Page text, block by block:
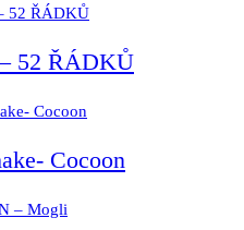
52 ŘÁDKŮ
Cocoon